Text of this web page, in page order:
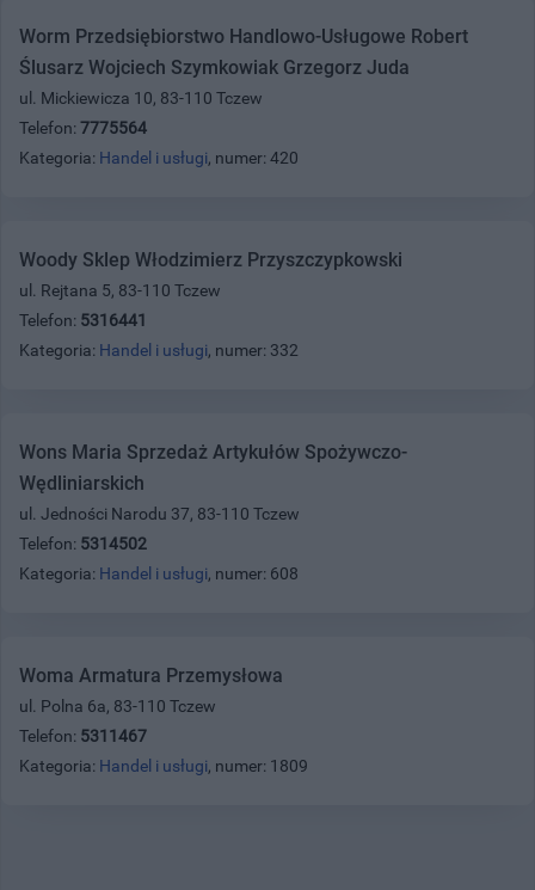
Worm Przedsiębiorstwo Handlowo-Usługowe Robert
Ślusarz Wojciech Szymkowiak Grzegorz Juda
ul. Mickiewicza 10, 83-110 Tczew
Telefon: 7775564
Kategoria: Handel i usługi, numer: 420
Woody Sklep Włodzimierz Przyszczypkowski
ul. Rejtana 5, 83-110 Tczew
Telefon: 5316441
Kategoria: Handel i usługi, numer: 332
Wons Maria Sprzedaż Artykułów Spożywczo-
Wędliniarskich
ul. Jedności Narodu 37, 83-110 Tczew
Telefon: 5314502
Kategoria: Handel i usługi, numer: 608
Woma Armatura Przemysłowa
ul. Polna 6a, 83-110 Tczew
Telefon: 5311467
Kategoria: Handel i usługi, numer: 1809